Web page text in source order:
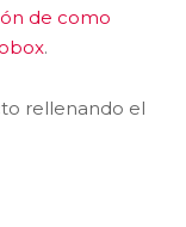
de como
.
rellenando el